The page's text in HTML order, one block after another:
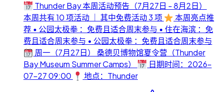
Thunder Bay 本周活动预告（7月27日 - 8月2日）
本周共有 10 项活动 ｜ 其中免费活动 3 项
本周亮点推
荐 • 公园太极拳 ：免费且适合周末参与 • 住在海滨 ：免
费且适合周末参与 • 公园太极拳 ：免费且适合周末参与
周一（7月27日） 桑德贝博物馆夏令营（Thunder
Bay Museum Summer Camps）
日期时间：2026-
07-27 09:00
地点：Thunder